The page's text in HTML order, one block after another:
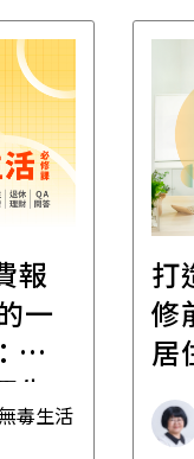
報
一
一
先
毒生活
打
修
居